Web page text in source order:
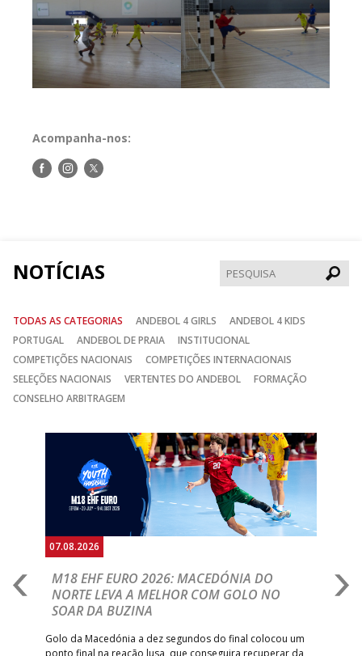
Acompanha-nos:
Siga-Siga-Siga-
NOTÍCIAS
TODAS AS CATEGORIAS ANDEBOL 4 GIRLS
ANDEBOL 4 KIDS
PORTUGAL
ANDEBOL DE PRAIA
INSTITUCIONAL
COMPETIÇÕES NACIONAIS
COMPETIÇÕES INTERNACIONAIS
SELEÇÕES NACIONAIS
VERTENTES DO ANDEBOL
FORMAÇÃO
CONSELHO ARBITRAGEM
07.08.2026
M18 EHF EURO 2026: MACEDÓNIA DO
NORTE LEVA A MELHOR COM GOLO NO
SOAR DA BUZINA
Golo da Macedónia a dez segundos do final colocou um
ponto final na reação lusa, que conseguira recuperar da